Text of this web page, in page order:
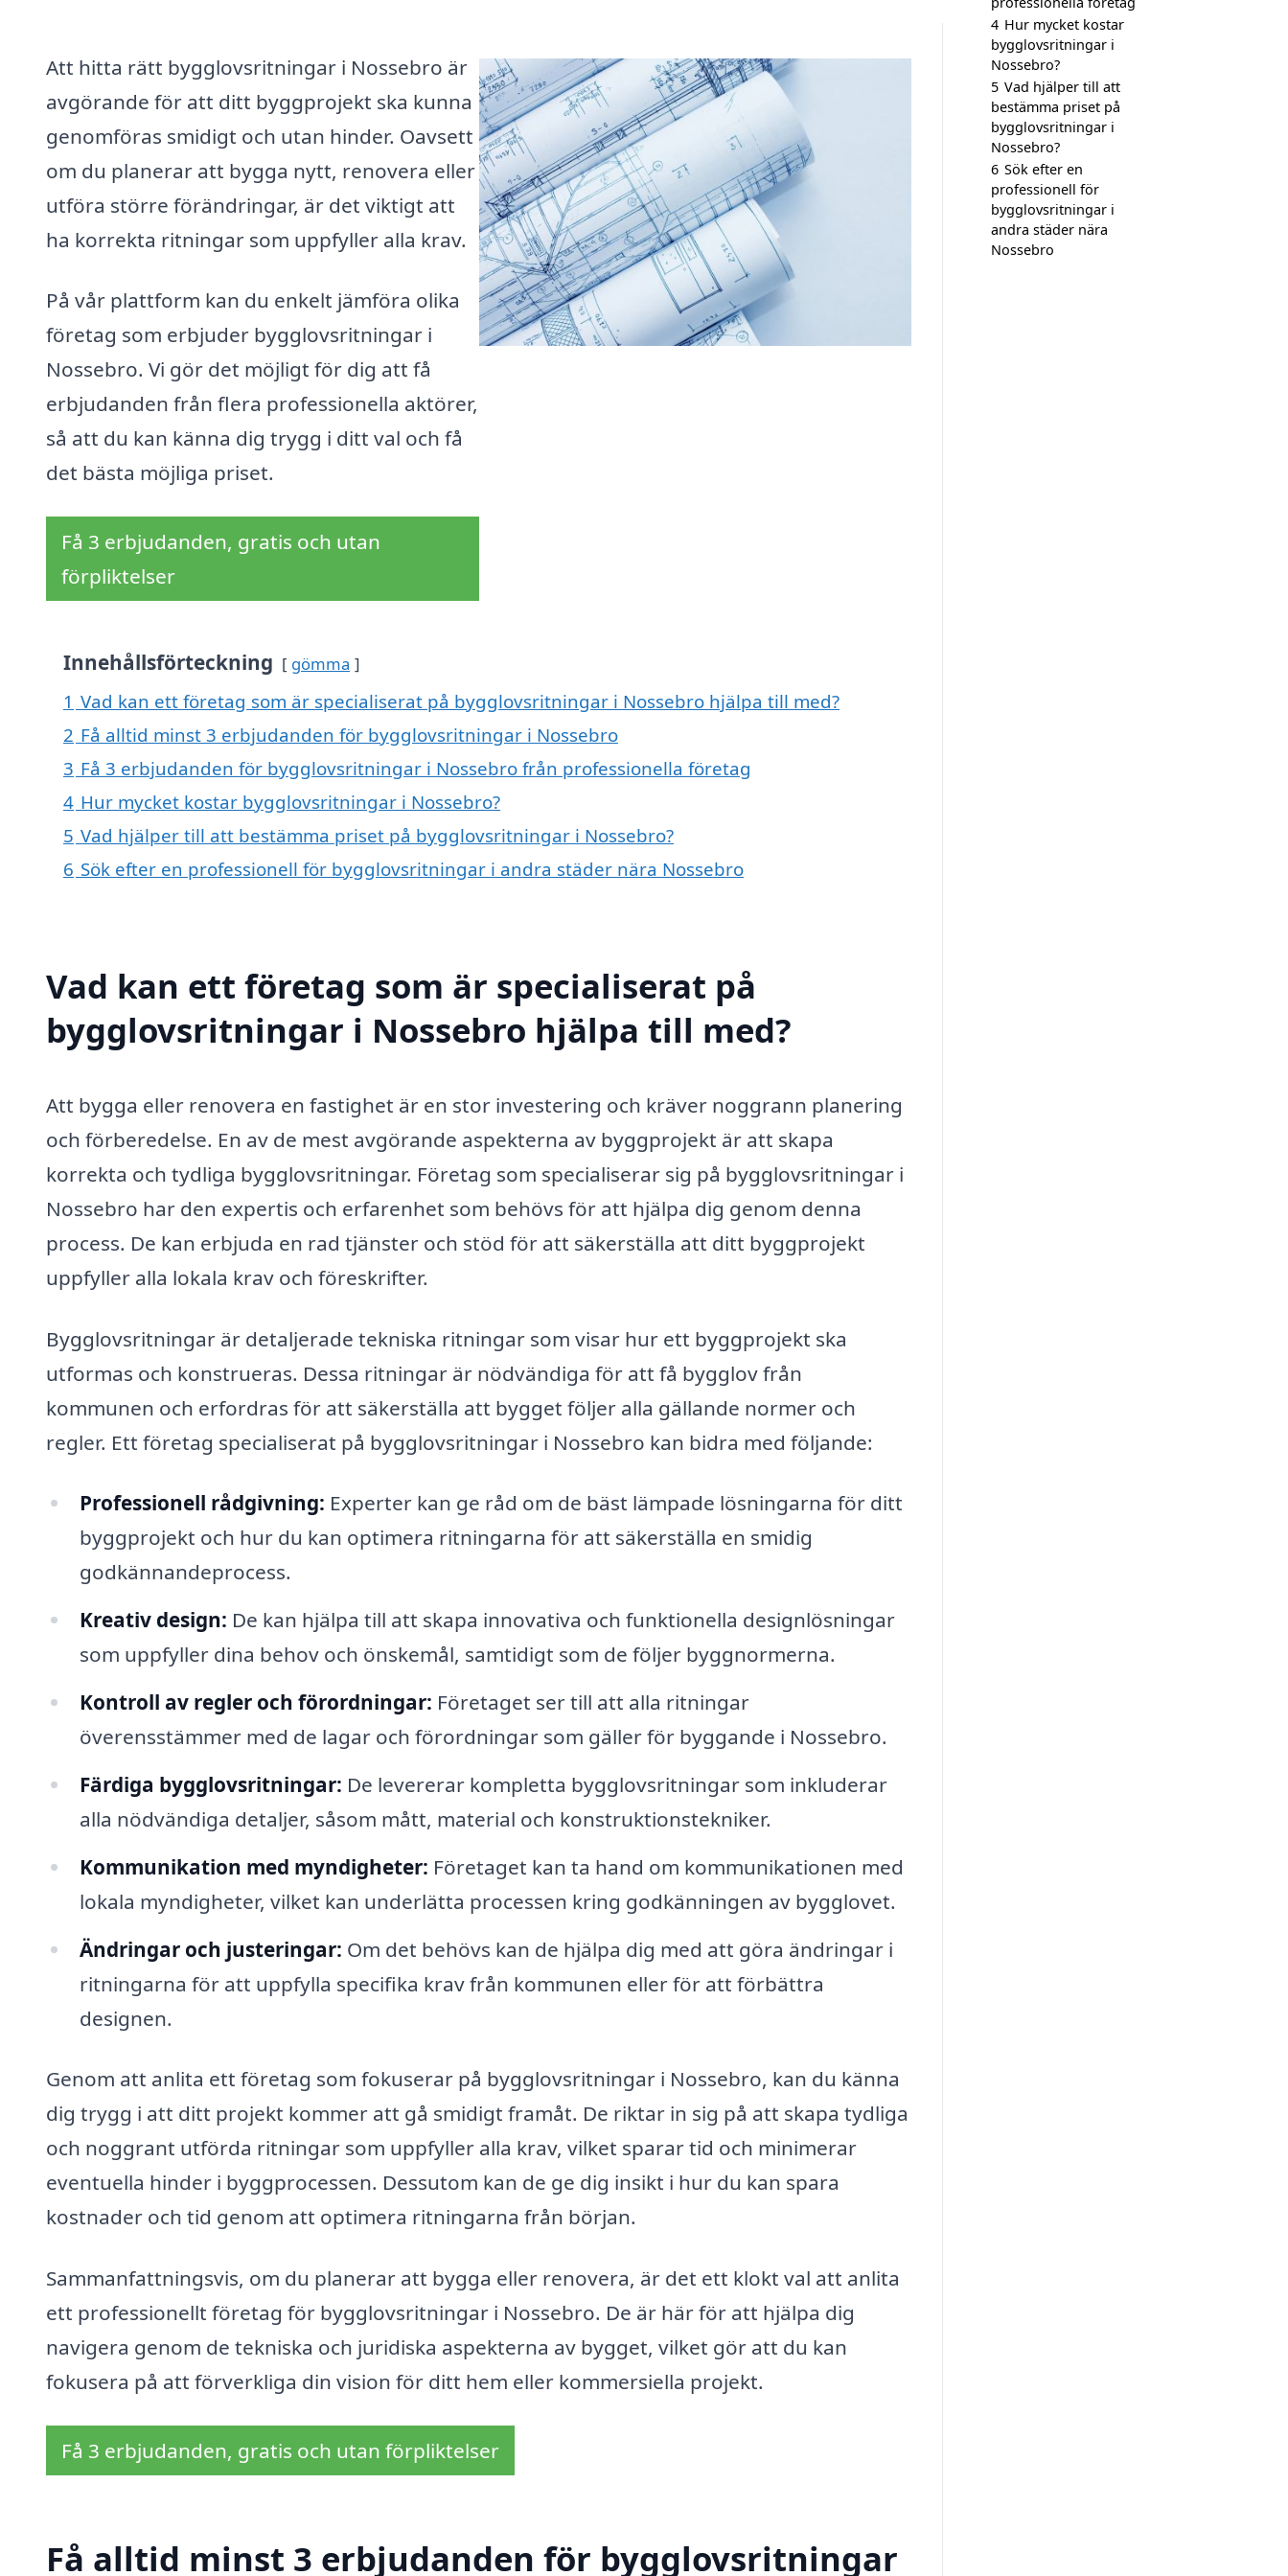
Att hitta rätt bygglovsritningar i Nossebro är
avgörande för att ditt byggprojekt ska kunna
genomföras smidigt och utan hinder. Oavsett
om du planerar att bygga nytt, renovera eller
utföra större förändringar, är det viktigt att
ha korrekta ritningar som uppfyller alla krav.
På vår plattform kan du enkelt jämföra olika
företag som erbjuder bygglovsritningar i
Nossebro. Vi gör det möjligt för dig att få
erbjudanden från flera professionella aktörer,
så att du kan känna dig trygg i ditt val och få
det bästa möjliga priset.
Få 3 erbjudanden, gratis och utan
förpliktelser
Innehållsförteckning gömma
1 Vad kan ett företag som är specialiserat på bygglovsritningar i Nossebro hjälpa till med?
2 Få alltid minst 3 erbjudanden för bygglovsritningar i Nossebro
3 Få 3 erbjudanden för bygglovsritningar i Nossebro från professionella företag
4 Hur mycket kostar bygglovsritningar i Nossebro?
5 Vad hjälper till att bestämma priset på bygglovsritningar i Nossebro?
6 Sök efter en professionell för bygglovsritningar i andra städer nära Nossebro
Vad kan ett företag som är specialiserat på
bygglovsritningar i Nossebro hjälpa till med?
Att bygga eller renovera en fastighet är en stor investering och kräver noggrann planering
och förberedelse. En av de mest avgörande aspekterna av byggprojekt är att skapa
korrekta och tydliga bygglovsritningar. Företag som specialiserar sig på bygglovsritningar i
Nossebro har den expertis och erfarenhet som behövs för att hjälpa dig genom denna
process. De kan erbjuda en rad tjänster och stöd för att säkerställa att ditt byggprojekt
uppfyller alla lokala krav och föreskrifter.
Bygglovsritningar är detaljerade tekniska ritningar som visar hur ett byggprojekt ska
utformas och konstrueras. Dessa ritningar är nödvändiga för att få bygglov från
kommunen och erfordras för att säkerställa att bygget följer alla gällande normer och
regler. Ett företag specialiserat på bygglovsritningar i Nossebro kan bidra med följande:
Professionell rådgivning: Experter kan ge råd om de bäst lämpade lösningarna för ditt
byggprojekt och hur du kan optimera ritningarna för att säkerställa en smidig
godkännandeprocess.
Kreativ design: De kan hjälpa till att skapa innovativa och funktionella designlösningar
som uppfyller dina behov och önskemål, samtidigt som de följer byggnormerna.
Kontroll av regler och förordningar: Företaget ser till att alla ritningar
överensstämmer med de lagar och förordningar som gäller för byggande i Nossebro.
Färdiga bygglovsritningar: De levererar kompletta bygglovsritningar som inkluderar
alla nödvändiga detaljer, såsom mått, material och konstruktionstekniker.
Kommunikation med myndigheter: Företaget kan ta hand om kommunikationen med
lokala myndigheter, vilket kan underlätta processen kring godkänningen av bygglovet.
Ändringar och justeringar: Om det behövs kan de hjälpa dig med att göra ändringar i
ritningarna för att uppfylla specifika krav från kommunen eller för att förbättra
designen.
Genom att anlita ett företag som fokuserar på bygglovsritningar i Nossebro, kan du känna
dig trygg i att ditt projekt kommer att gå smidigt framåt. De riktar in sig på att skapa tydliga
och noggrant utförda ritningar som uppfyller alla krav, vilket sparar tid och minimerar
eventuella hinder i byggprocessen. Dessutom kan de ge dig insikt i hur du kan spara
kostnader och tid genom att optimera ritningarna från början.
Sammanfattningsvis, om du planerar att bygga eller renovera, är det ett klokt val att anlita
ett professionellt företag för bygglovsritningar i Nossebro. De är här för att hjälpa dig
navigera genom de tekniska och juridiska aspekterna av bygget, vilket gör att du kan
fokusera på att förverkliga din vision för ditt hem eller kommersiella projekt.
Få 3 erbjudanden, gratis och utan förpliktelser
Få alltid minst 3 erbjudanden för bygglovsritningar
4 Hur mycket kostar
bygglovsritningar i
Nossebro?
5 Vad hjälper till att
bestämma priset på
bygglovsritningar i
Nossebro?
6 Sök efter en
professionell för
bygglovsritningar i
andra städer nära
Nossebro